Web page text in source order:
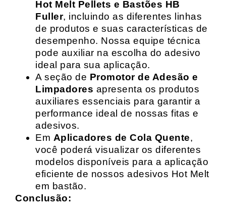
Hot Melt Pellets e Bastões HB
Fuller, incluindo as diferentes linhas
de produtos e suas características de
desempenho. Nossa equipe técnica
pode auxiliar na escolha do adesivo
ideal para sua aplicação.
A seção de Promotor de Adesão e
Limpadores apresenta os produtos
auxiliares essenciais para garantir a
performance ideal de nossas fitas e
adesivos.
Em Aplicadores de Cola Quente,
você poderá visualizar os diferentes
modelos disponíveis para a aplicação
eficiente de nossos adesivos Hot Melt
em bastão.
Conclusão: